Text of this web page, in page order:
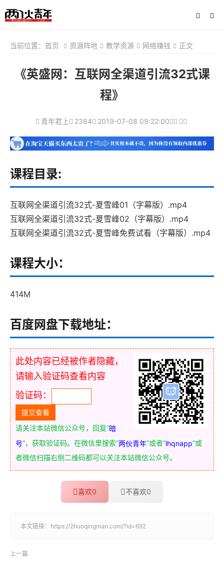
当前位置： 首页 资源阵地 教学资源 网络赚钱 正文
《英盛网：互联网全渠道引流32式课
程》
青年君上 2384 2019-07-08 09:22:00
课程目录:
互联网全渠道引流32式-夏雪峰01（字幕版）.mp4
互联网全渠道引流32式-夏雪峰02（字幕版）.mp4
互联网全渠道引流32式-夏雪峰免费试看（字幕版）.mp4
课程大小：
414M
百度网盘下载地址：
此处内容已经被作者隐藏，
请输入验证码查看内容
验证码：
请关注本站微信公众号，回复“暗
号”，获取验证码。在微信里搜索“两伙青年”或者“lhqnapp”或
者微信扫描右侧二维码都可以关注本站微信公众号。
喜欢0 不喜欢0
本文链接： https://2huoqingnian.com/?id=692
上一篇